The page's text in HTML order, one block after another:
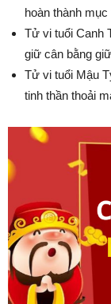
hoàn thành
Tử vi tuổi Canh
giữ cân bằng
Tử vi tuổi Mậu
tinh thần thoải